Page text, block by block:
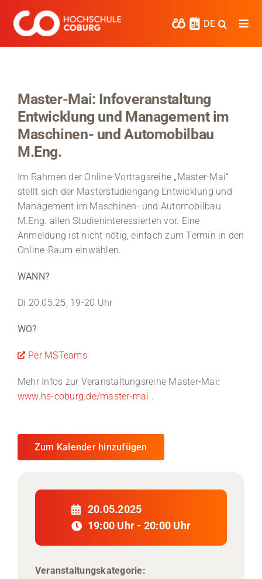
Inhalt
springen
DE
Kooperieren
Hochschule Coburg
Regionalentwicklung
Entdecke die Region
Informationen für …
Master-Mai: Infoveranstaltung
Entwicklung und Management im
Maschinen- und Automobilbau
M.Eng.
Im Rahmen der Online-Vortragsreihe „Master-Mai“
stellt sich der Masterstudiengang Entwicklung und
Management im Maschinen- und Automobilbau
M.Eng. allen Studieninteressierten vor. Eine
Anmeldung ist nicht nötig, einfach zum Termin in den
Online-Raum einwählen.
WANN?
Di 20.05.25, 19-20 Uhr
WO?
Per MSTeams
Mehr Infos zur Veranstaltungsreihe Master-Mai:
www.hs-coburg.de/master-mai .
Zum Kalender hinzufügen
20.05.2025
19:00 Uhr - 20:00 Uhr
Veranstaltungskategorie: